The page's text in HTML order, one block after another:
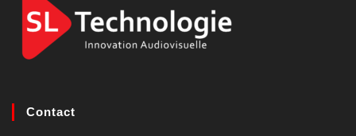
Contact